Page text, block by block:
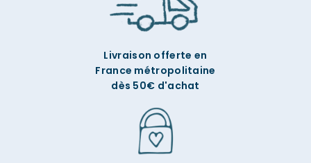
Livraison offerte en
France métropolitaine
dès 50€ d'achat